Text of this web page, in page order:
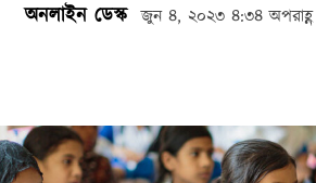
অনলাইন ডেস্ক জুন ৪, ২০২৩ ৪:৩৪ অপরাহ্ণ